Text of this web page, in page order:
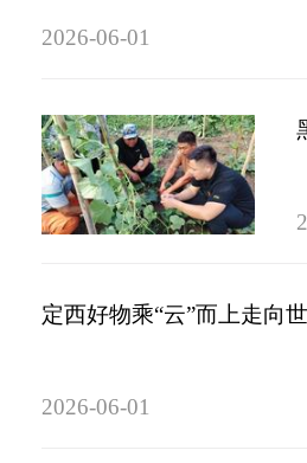
2026-06-01
定西好物乘“云”而上走向
2026-06-01